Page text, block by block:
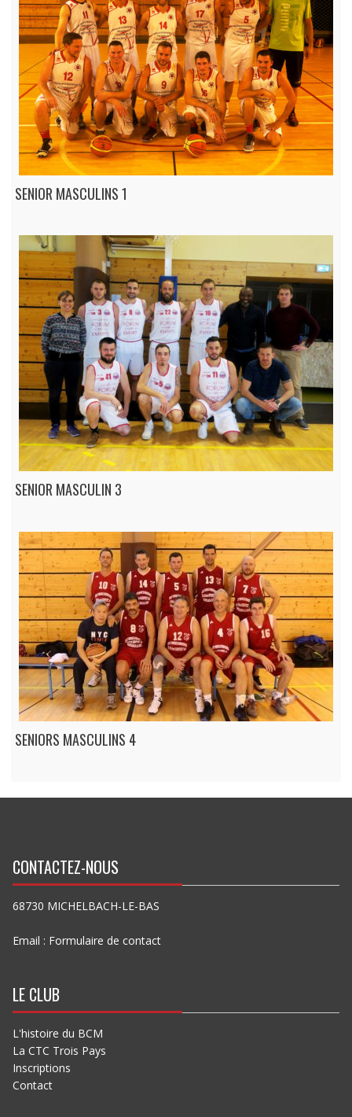
SENIOR MASCULINS 1
SENIOR MASCULIN 3
SENIORS MASCULINS 4
CONTACTEZ-NOUS
68730 MICHELBACH-LE-BAS
Email : Formulaire de contact
LE CLUB
L'histoire du BCM
La CTC Trois Pays
Inscriptions
Contact